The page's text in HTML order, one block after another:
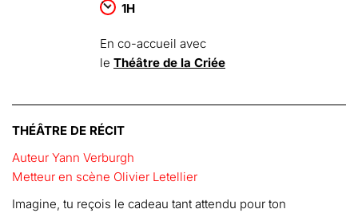
1H
En co-accueil avec
le Théâtre de la Criée
THÉÂTRE DE RÉCIT
Auteur Yann Verburgh
Metteur en scène Olivier Letellier
Imagine, tu reçois le cadeau tant attendu pour ton